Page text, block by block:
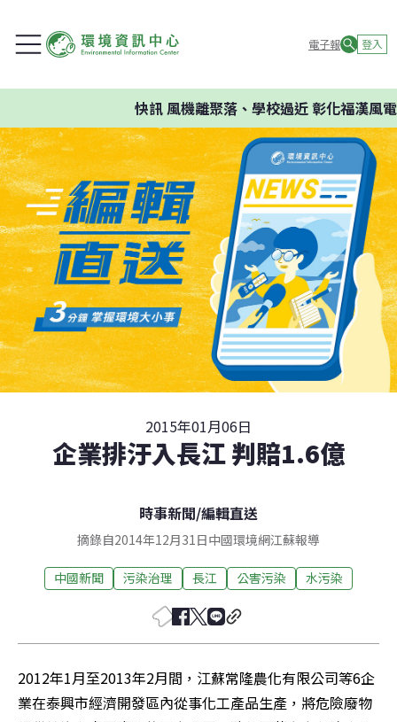
電子報 登入
快訊風機離聚落、學校過近 彰化福漢風電
2015年01月06日
企業排汙入長江 判賠1.6億
時事新聞/編輯直送
摘錄自2014年12月31日中國環境網江蘇報導
中國新聞 污染治理 長江 公害污染 水污染
2012年1月至2013年2月間，江蘇常隆農化有限公司等6企
業在泰興市經濟開發區內從事化工產品生產，將危險廢物